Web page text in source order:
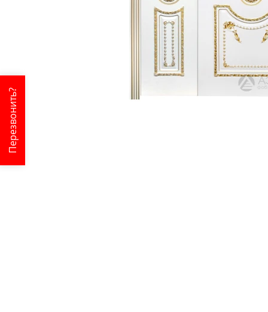
Перезвонить?